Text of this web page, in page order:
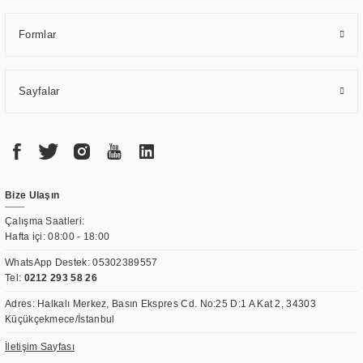
Formlar
Sayfalar
Bize Ulaşın
Çalışma Saatleri:
Hafta içi: 08:00 - 18:00
WhatsApp Destek:05302389557
Tel: 0212 293 58 26
Adres: Halkalı Merkez, Basın Ekspres Cd. No:25 D:1 A Kat 2, 34303
Küçükçekmece/İstanbul
İletişim Sayfası